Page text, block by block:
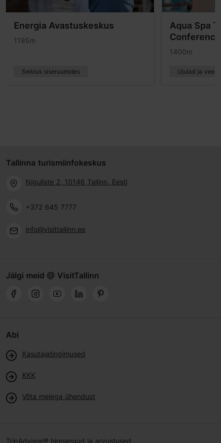
Energia Avastuskeskus
1195m
Seiklus siseruumides
Aqua Spa
1400m
Ujulad ja
Tallinna turismiinfokeskus
Niguliste 2, 10146 Tallinn, Eesti
+372 645 7777
info@visittallinn.ee
Jälgi meid @ VisitTallinn
Abi
Kasutajatingimused
KKK
Võta meiega ühendust
TripAdvisori® hinnangud ja arvustused